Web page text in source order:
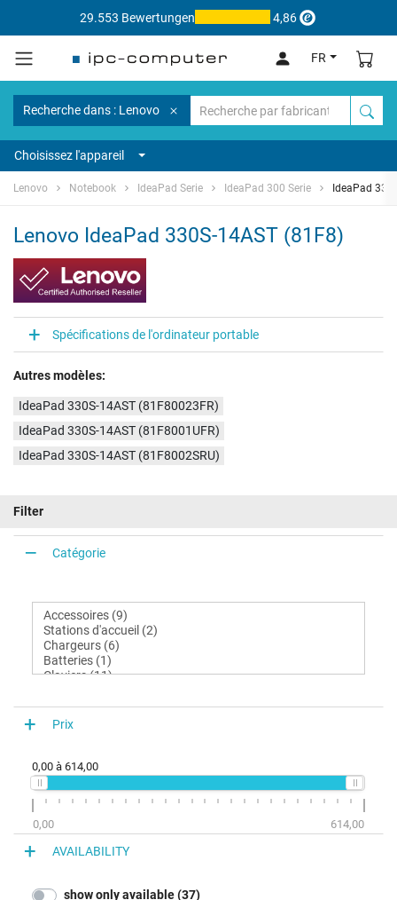
29.553 Bewertungen 4,86
FR
Recherche dans : Lenovo
Choisissez l'appareil
Lenovo Notebook IdeaPad Serie IdeaPad 300 Serie IdeaPad
Lenovo IdeaPad 330S-14AST (81F8)
Spécifications de l'ordinateur portable
Autres modèles:
IdeaPad 330S-14AST (81F80023FR)
IdeaPad 330S-14AST (81F8001UFR)
IdeaPad 330S-14AST (81F8002SRU)
Filter
Catégorie
Prix
0,00 à 614,00
0,00 614,00
AVAILABILITY
show only available (37)